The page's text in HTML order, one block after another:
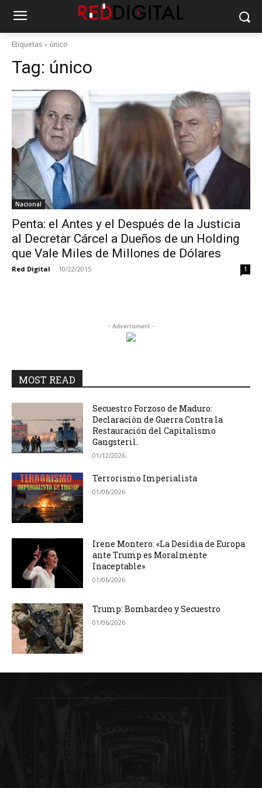
Etiquetas único
Tag: único
Nacional
Penta: el Antes y el Después de la Justicia
al Decretar Cárcel a Dueños de un Holding
que Vale Miles de Millones de Dólares
Red Digital - 10/22/2015 1
- Advertisment -
MOST READ
Secuestro Forzoso de Maduro:
Declaración de Guerra Contra la
Restauración del Capitalismo
Gangsteril.
01/12/2026
Terrorismo Imperialista
01/06/2026
Irene Montero: «La Desidia de Europa
ante Trump es Moralmente
Inaceptable»
01/06/2026
Trump: Bombardeo y Secuestro
01/06/2026